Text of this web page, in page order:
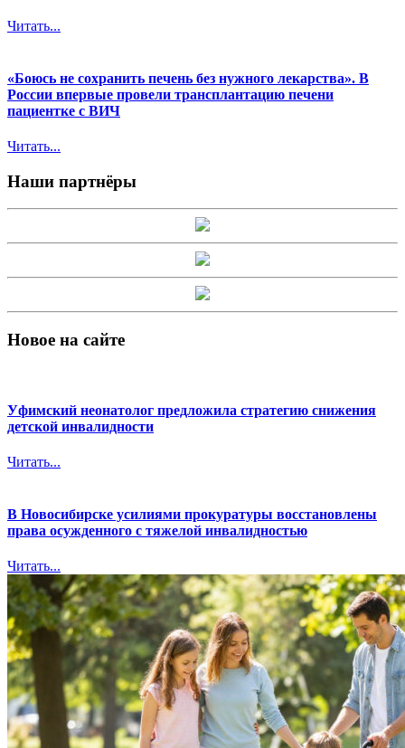
Читать...
«Боюсь не сохранить печень без нужного лекарства». В
России впервые провели трансплантацию печени
пациентке с ВИЧ
Читать...
Наши партнёры
Новое на сайте
Уфимский неонатолог предложила стратегию снижения
детской инвалидности
Читать...
В Новосибирске усилиями прокуратуры восстановлены
права осужденного с тяжелой инвалидностью
Читать...